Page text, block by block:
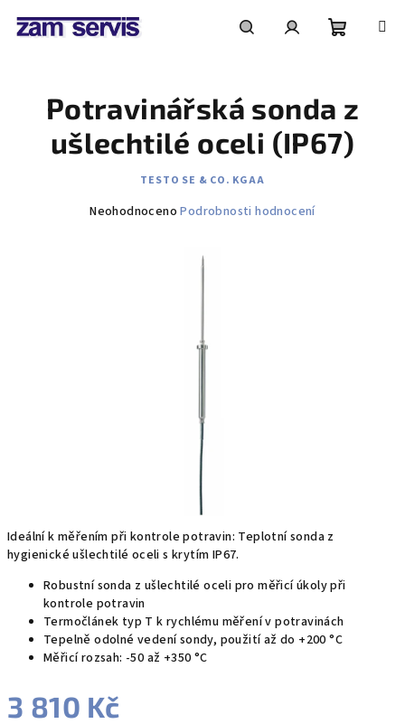
košík
Ideální k měřením při kontrole potravin: Teplotní sonda z
hygienické ušlechtilé oceli s krytím IP67.
Robustní sonda z ušlechtilé oceli pro měřicí úkoly při
kontrole potravin
Termočlánek typ T k rychlému měření v potravinách
Tepelně odolné vedení sondy, použití až do +200 °C
Měřicí rozsah: -50 až +350 °C
3 810 Kč
Potravinářská sonda z
ušlechtilé oceli (IP67)
TESTO SE & CO. KGAA
Průměrné
Neohodnoceno Podrobnosti hodnocení